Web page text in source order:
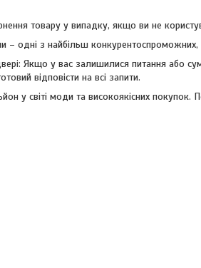
товару у випадку, якщо ви не
– одні з найбільш конкурентоспроможних,
Якщо у вас залишилися питання або
відповісти на всі запити.
у світі моди та високоякісних